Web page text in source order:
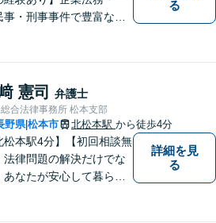
事・刑事事件で豊富な実
ます。
る
憲司 弁護士
合法律事務所 松本支部
野県|松本市 北松本駅 から徒歩4分
松本駅4分】【初回相談無
法律問題の解決だけでな
あなたが安心して暮らせ
詳細を見
る